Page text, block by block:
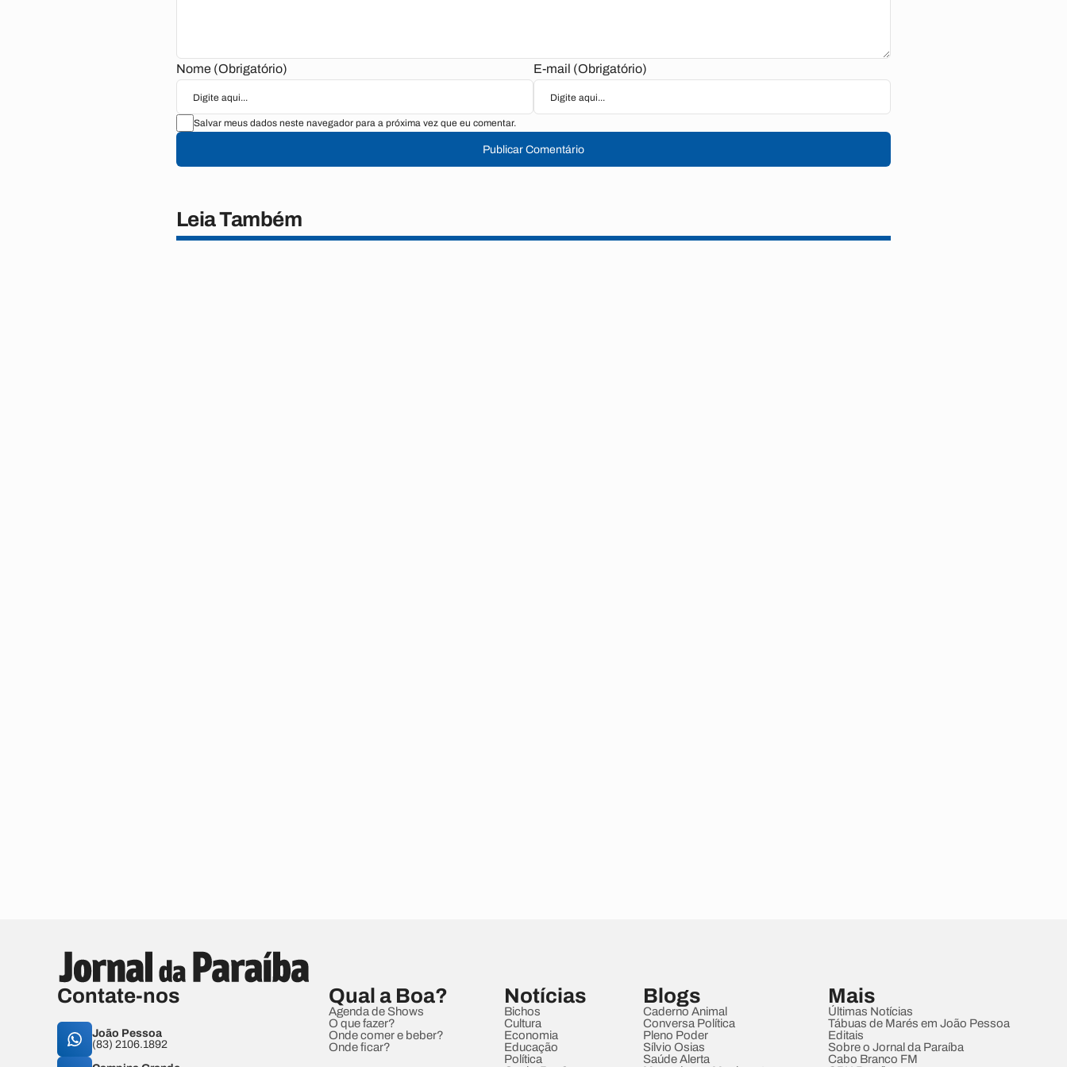
Nome (Obrigatório) E-mail (Obrigatório)
Salvar meus dados neste navegador para a próxima vez que eu comentar.
Publicar Comentário
Leia Também
Contate-nos
João Pessoa
(83) 2106.1892
Qual a Boa?
Agenda de Shows
O que fazer?
Onde comer e beber?
Onde ficar?
Notícias
Bichos
Cultura
Economia
Educação
Política
Blogs
Caderno Animal
Conversa Política
Pleno Poder
Sílvio Osias
Saúde Alerta
Mais
Últimas Notícias
Tábuas de Marés em João Pessoa
Editais
Sobre o Jornal da Paraíba
Cabo Branco FM